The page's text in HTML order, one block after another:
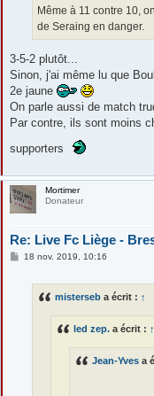
Même à 11 contre 10,
de Seraing en danger.
3-5-2 plutôt...
Sinon, j'ai même lu que
2e jaune
On parle aussi de match
Par contre, ils sont moins
supporters
Mortimer
Donateur
Re: Live Fc Liège -
M
18 nov. 2019, 10:16
misterseb a écrit : ↑
led zep. a écrit : ↑
Jean-Yves a